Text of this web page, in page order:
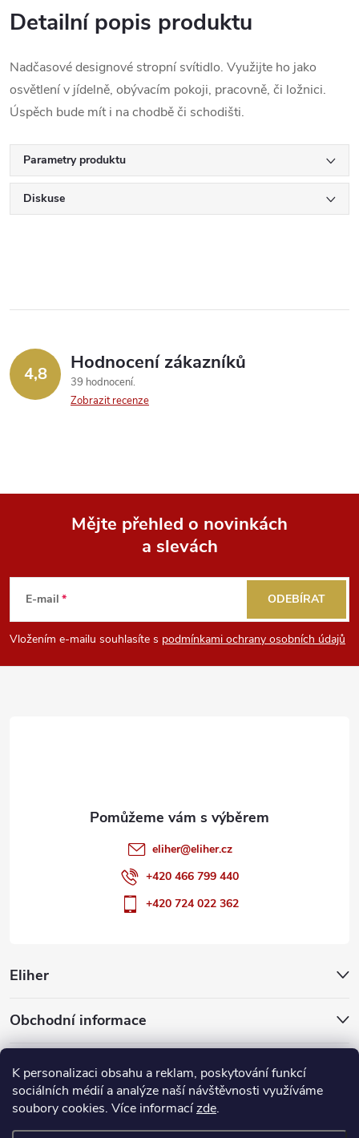
K personalizaci obsahu a reklam, poskytování funkcí
sociálních médií a analýze naší návštěvnosti využíváme
soubory cookies. Více informacízde.
Detailní popis produktu
Nadčasové designové stropní svítidlo. Využijte ho jako
osvětlení v jídelně, obývacím pokoji, pracovně, či ložnici.
Úspěch bude mít i na chodbě či schodišti.
Parametry produktu
Diskuse
4,8 Hodnocení zákazníků
39 hodnocení
Zobrazit recenze
p
a
Mějte přehled o novinkách
a slevách
E-mail
Vložením e-mailu souhlasíte s podmínkami ochrany osobních údajů
ODEBÍRAT
Eliher
Obchodní informace
Partnerské weby
eliher@eliher.cz
+420 466 799 440
+420 724 022 362